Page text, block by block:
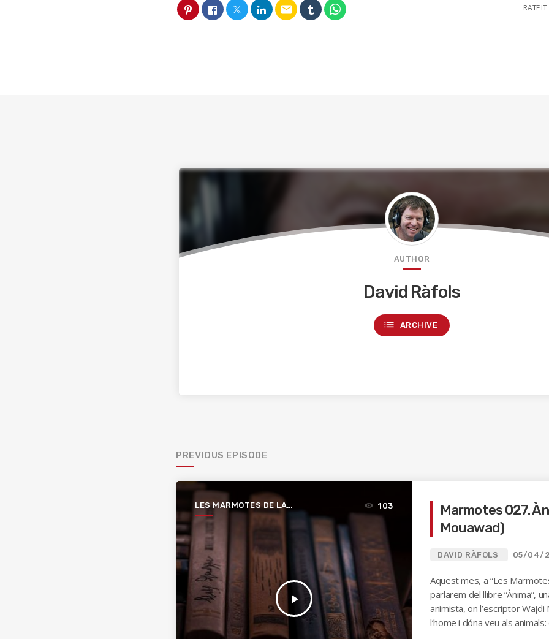
email RATE IT
AUTHOR
David Ràfols
list ARCHIVE
PREVIOUS EPISODE
LES MARMOTES DE LA
BIBLIOTECA
play_arrow
103
Marmotes 027.
Mouawad)
DAVID RÀFOLS 05/04/
Aquest mes, a “Les
parlarem del llibre “Ànima”,
animista, on l’escriptor Wajdi
l’home i dóna veu als